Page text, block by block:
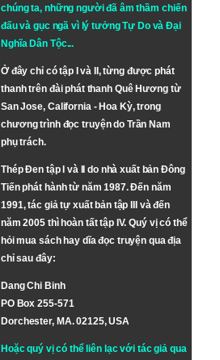
chúng ta, những người đã âm thầm chiến
đấu và gục ngã vì lý tưởngTự DovàĐại
Nghĩa Dân Tộc...
Ở đây chỉ có tập I và II, từng được phát
thanh trên đài phát thanh Quê Hương từ
San Jose, California - Hoa Kỳ, trong
chương trình đọc truyện do Trần Nam
phụ trách.
Thép Đen tập I và II do nhà xuất bản Đông
Tiến phát hành từ năm 1987. Đến năm
1991, tác giả tự xuất bản tập III và đến
năm 2005 thì hoàn tất tập IV. Quý vị có thể
hỏi mua sách hay dĩa đọc truyện qua địa
chỉ sau đây:
Dang Chi Binh
PO Box 255-571
Dorchester, MA. 02125, USA
Hoặc quý vị có thể liên lạc với tác giả qua